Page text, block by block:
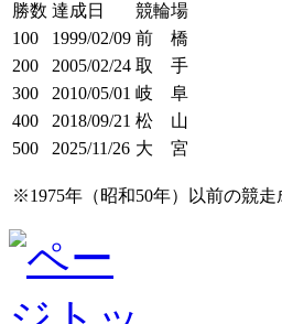
勝数 達成日
競輪場
100
1999/02/09 前 橋
200
2005/02/24 取 手
300
2010/05/01 岐 阜
400
2018/09/21 松 山
500
2025/11/26 大 宮
※1975年（昭和50年）以前の競走